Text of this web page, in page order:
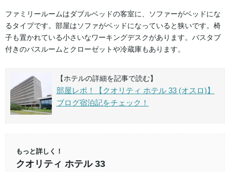
ファミリールームはダブルベッドの客室に、ソファーがベッドにな
るタイプです。部屋はソファがベッドになっていると狭いです。椅
子も置かれている小さいなワーキングデスクがあります。バスタブ
付きのバスルームとクローゼットや冷蔵庫もあります。
【ホテルの詳細を記事で読む】
部屋レポ！【クオリティ ホテル 33 (オスロ)】
ブログ宿泊記をチェック！
もっと詳しく！
クオリティ ホテル 33